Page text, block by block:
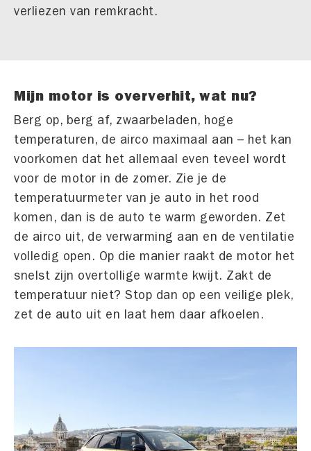
verliezen van remkracht.
Mijn motor is oververhit, wat nu?
Berg op, berg af, zwaarbeladen, hoge
temperaturen, de airco maximaal aan – het kan
voorkomen dat het allemaal even teveel wordt
voor de motor in de zomer. Zie je de
temperatuurmeter van je auto in het rood
komen, dan is de auto te warm geworden. Zet
de airco uit, de verwarming aan en de ventilatie
volledig open. Op die manier raakt de motor het
snelst zijn overtollige warmte kwijt. Zakt de
temperatuur niet? Stop dan op een veilige plek,
zet de auto uit en laat hem daar afkoelen.